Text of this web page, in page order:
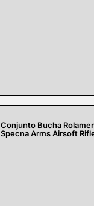
Conjunto Bucha
Specna Arms Airsoft